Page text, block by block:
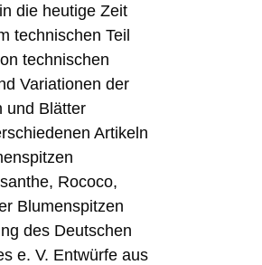
die heutige Zeit
technischen Teil
technischen
Variationen der
und Blätter
Artikeln
Rococo,
Blumenspitzen
des Deutschen
e. V. Entwürfe aus